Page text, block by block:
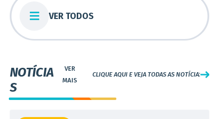
VER TODOS
NOTÍCIA
S
CLIQUE AQUI E VEJA TODAS AS NOTÍCIAS